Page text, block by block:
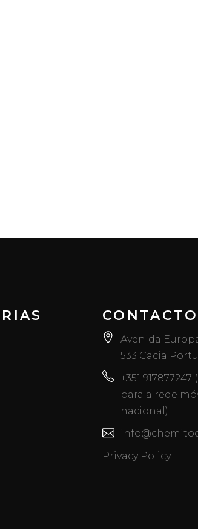
Avenida
533 Cacia
+351
para a rede
nacional)
Privacy Policy